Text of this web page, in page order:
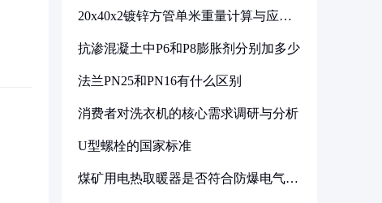
20x40x2镀锌方管单米重量计算与应用
抗渗混凝土中P6和P8膨胀剂分别加多少
法兰PN25和PN16有什么区别
消费者对洗衣机的核心需求调研与分析
U型螺栓的国家标准
煤矿用电热取暖器是否符合防爆电气设